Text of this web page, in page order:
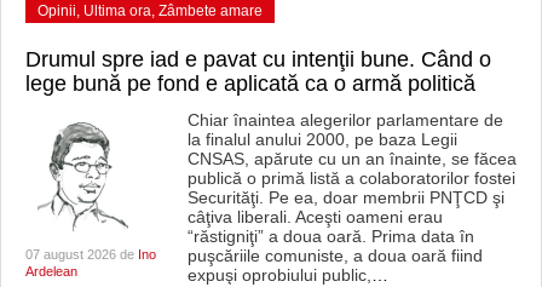
Opinii, Ultima ora, Zâmbete amare
Drumul spre iad e pavat cu intenţii bune. Când o
lege bună pe fond e aplicată ca o armă politică
07 august 2026 de Ino
Ardelean
Chiar înaintea alegerilor parlamentare de
la finalul anului 2000, pe baza Legii
CNSAS, apărute cu un an înainte, se făcea
publică o primă listă a colaboratorilor fostei
Securităţi. Pe ea, doar membrii PNŢCD şi
câţiva liberali. Aceşti oameni erau
“răstigniţi” a doua oară. Prima data în
puşcăriile comuniste, a doua oară fiind
expuşi oprobiului public,